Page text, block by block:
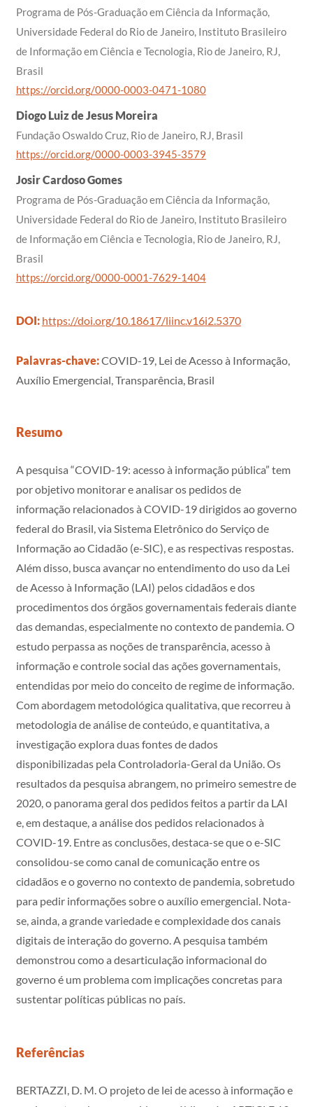
Programa de Pós-Graduação em Ciência da Informação,
Universidade Federal do Rio de Janeiro, Instituto Brasileiro
de Informação em Ciência e Tecnologia, Rio de Janeiro, RJ,
Brasil
https://orcid.org/0000-0003-0471-1080
Diogo Luiz de Jesus Moreira
Fundação Oswaldo Cruz, Rio de Janeiro, RJ, Brasil
https://orcid.org/0000-0003-3945-3579
Josir Cardoso Gomes
Programa de Pós-Graduação em Ciência da Informação,
Universidade Federal do Rio de Janeiro, Instituto Brasileiro
de Informação em Ciência e Tecnologia, Rio de Janeiro, RJ,
Brasil
https://orcid.org/0000-0001-7629-1404
DOI: https://doi.org/10.18617/liinc.v16i2.5370
Palavras-chave:COVID-19, Lei de Acesso à Informação,
Auxílio Emergencial, Transparência, Brasil
Resumo
A pesquisa “COVID-19: acesso à informação pública” tem
por objetivo monitorar e analisar os pedidos de
informação relacionados à COVID-19 dirigidos ao governo
federal do Brasil, via Sistema Eletrônico do Serviço de
Informação ao Cidadão (e-SIC), e as respectivas respostas.
Além disso, busca avançar no entendimento do uso da Lei
de Acesso à Informação (LAI) pelos cidadãos e dos
procedimentos dos órgãos governamentais federais diante
das demandas, especialmente no contexto de pandemia. O
estudo perpassa as noções de transparência, acesso à
informação e controle social das ações governamentais,
entendidas por meio do conceito de regime de informação.
Com abordagem metodológica qualitativa, que recorreu à
metodologia de análise de conteúdo, e quantitativa, a
investigação explora duas fontes de dados
disponibilizadas pela Controladoria-Geral da União. Os
resultados da pesquisa abrangem, no primeiro semestre de
2020, o panorama geral dos pedidos feitos a partir da LAI
e, em destaque, a análise dos pedidos relacionados à
COVID-19. Entre as conclusões, destaca-se que o e-SIC
consolidou-se como canal de comunicação entre os
cidadãos e o governo no contexto de pandemia, sobretudo
para pedir informações sobre o auxílio emergencial. Nota-
se, ainda, a grande variedade e complexidade dos canais
digitais de interação do governo. A pesquisa também
demonstrou como a desarticulação informacional do
governo é um problema com implicações concretas para
sustentar políticas públicas no país.
Referências
BERTAZZI, D. M. O projeto de lei de acesso à informação e